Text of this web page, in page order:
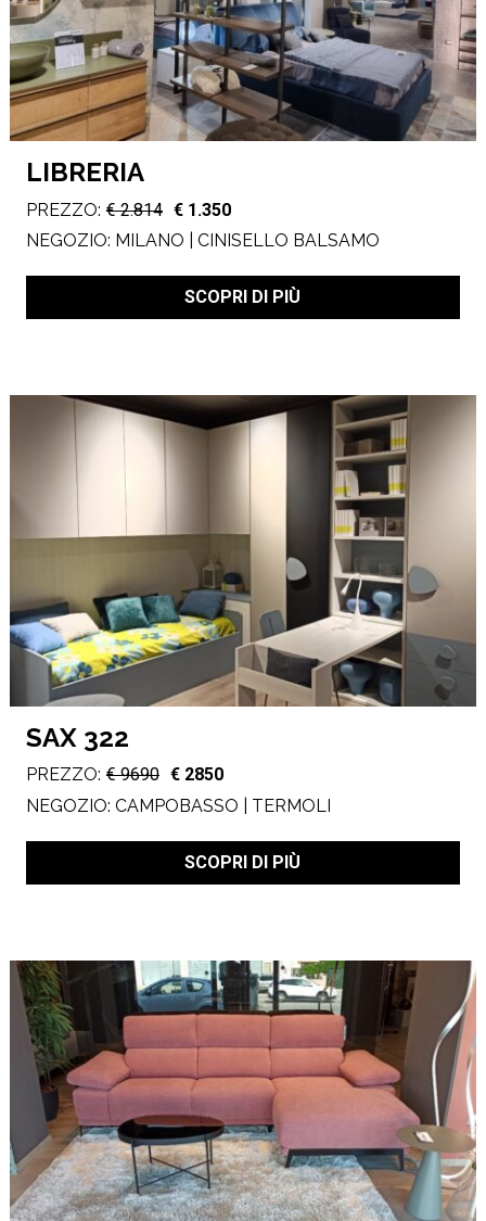
LIBRERIA
PREZZO: € 2.814 € 1.350
NEGOZIO: MILANO | CINISELLO BALSAMO
SCOPRI DI PIÙ
SAX 322
PREZZO: € 9690 € 2850
NEGOZIO: CAMPOBASSO | TERMOLI
SCOPRI DI PIÙ